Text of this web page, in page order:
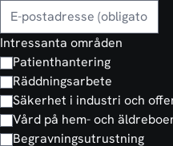
Intressanta områden
Patienthantering
Räddningsarbete
Säkerhet i industri och
Vård på hem- och
Begravningsutrustning